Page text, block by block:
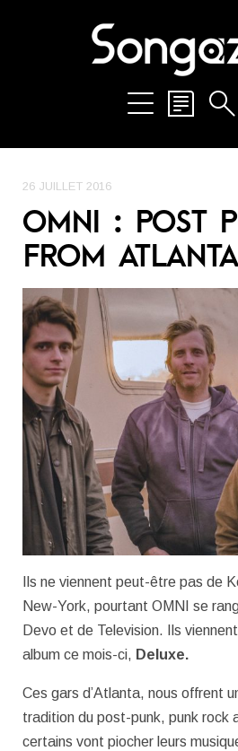
26 JUILLET 2016
OMNI : POST
FROM ATLANTA
Ils ne viennent peut-être pas de
New-York, pourtant OMNI se
Devo et de Television. Ils
album ce mois-ci, Deluxe.
Ces gars d’Atlanta, nous offrent
tradition du post-punk, punk rock
certains vont piocher leurs